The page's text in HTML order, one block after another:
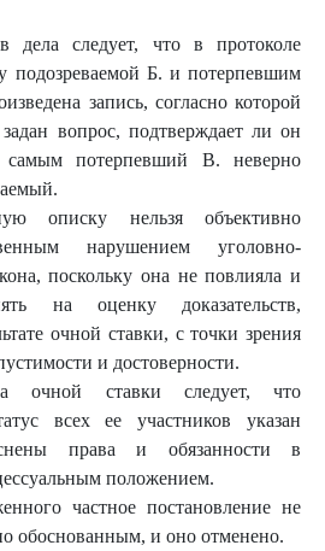
дела следует, что в протоколе
подозреваемой Б. и потерпевшим
запись, согласно которой
вопрос, подтверждает ли он
самым потерпевший В. неверно
описку нельзя объективно
нарушением уголовно-
поскольку она не повлияла и
на оценку доказательств,
очной ставки, с точки зрения
и достоверности.
очной ставки следует, что
всех ее участников указан
права и обязанности в
положением.
частное постановление не
обоснованным, и оно отменено.